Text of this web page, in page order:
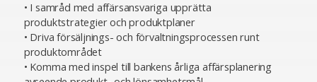
• I samråd med affärsansvariga upprätta
produktstrategier och produktplaner
• Driva försäljnings- och förvaltningsprocessen runt
produktområdet
• Komma med inspel till bankens årliga affärsplanering